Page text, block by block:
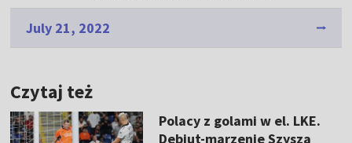
July 21, 2022
Czytaj też
Polacy z golami w el. LKE.
Debiut-marzenie Szysza